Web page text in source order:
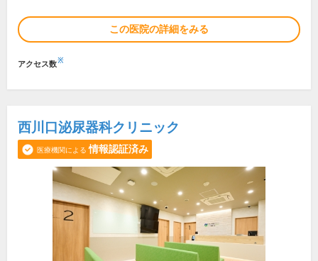
この医院の詳細をみる
アクセス数※
西川口泌尿器科クリニック
医療機関による 情報認証済み